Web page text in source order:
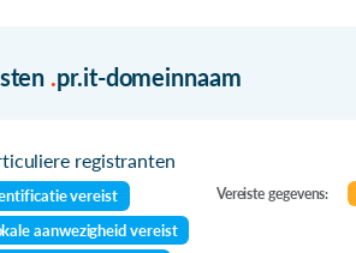
.pr.it-domeinnaam
registranten
vereist
aanwezigheid vereist
Vereiste gegevens: